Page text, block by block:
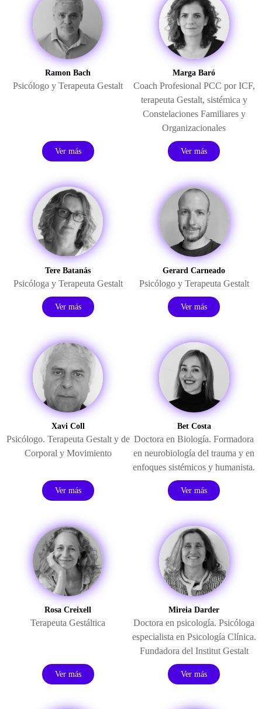
ÁREA DE TRAUMA
ÁREA DE CORPORAL
ÁREA DE PEDAGOGÍA SISTÉMICA
ÁREA DE INTERVENCIÓN ESTRATÉGICA
Ramon Bach
Psicólogo y Terapeuta Gestalt
Ver más
Marga Baró
Coach Profesional PCC por ICF,
terapeuta Gestalt, sistémica y
Constelaciones Familiares y
Organizacionales
Ver más
Tere Batanás
Psicóloga y Terapeuta Gestalt
Ver más
Gerard Carneado
Psicólogo y Terapeuta Gestalt
Ver más
Xavi Coll
Psicólogo. Terapeuta Gestalt y de
Corporal y Movimiento
Ver más
Bet Costa
Doctora en Biología. Formadora
en neurobiología del trauma y en
enfoques sistémicos y humanista.
Ver más
Rosa Creixell
Terapeuta Gestáltica
Ver más
Mireia Darder
Doctora en psicología. Psicóloga
especialista en Psicología Clínica.
Fundadora del Institut Gestalt
Ver más